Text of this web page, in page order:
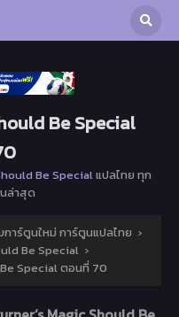
Be Special
Be Specialแปลไทย ทุก
ล่าสุด
การ์ตูนใหม่ การ์ตูนแปลไทย ›
Be Special ›
Special ตอนที่ 70